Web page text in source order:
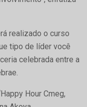
realizado o curso
tipo de líder você
celebrada entre a
Hour Cmeg,